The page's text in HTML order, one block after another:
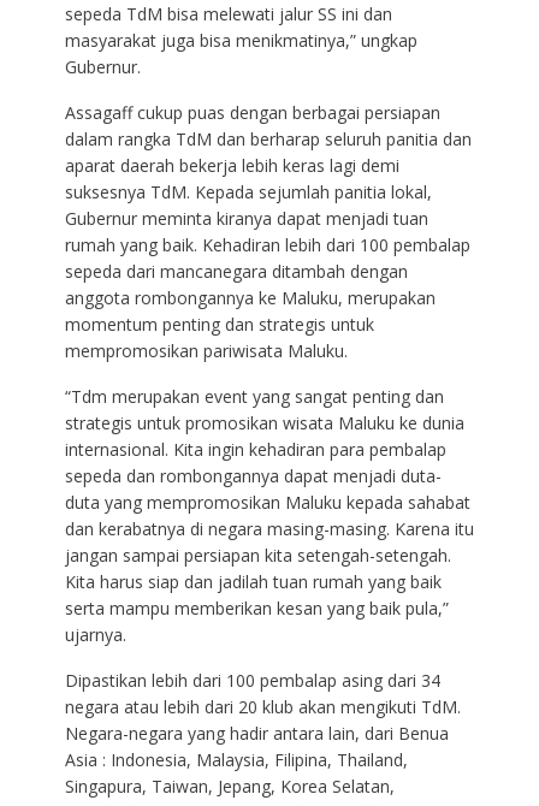
sepeda TdM bisa melewati jalur SS ini dan
masyarakat juga bisa menikmatinya,” ungkap
Gubernur.
Assagaff cukup puas dengan berbagai persiapan
dalam rangka TdM dan berharap seluruh panitia dan
aparat daerah bekerja lebih keras lagi demi
suksesnya TdM. Kepada sejumlah panitia lokal,
Gubernur meminta kiranya dapat menjadi tuan
rumah yang baik. Kehadiran lebih dari 100 pembalap
sepeda dari mancanegara ditambah dengan
anggota rombongannya ke Maluku, merupakan
momentum penting dan strategis untuk
mempromosikan pariwisata Maluku.
“Tdm merupakan event yang sangat penting dan
strategis untuk promosikan wisata Maluku ke dunia
internasional. Kita ingin kehadiran para pembalap
sepeda dan rombongannya dapat menjadi duta-
duta yang mempromosikan Maluku kepada sahabat
dan kerabatnya di negara masing-masing. Karena itu
jangan sampai persiapan kita setengah-setengah.
Kita harus siap dan jadilah tuan rumah yang baik
serta mampu memberikan kesan yang baik pula,”
ujarnya.
Dipastikan lebih dari 100 pembalap asing dari 34
negara atau lebih dari 20 klub akan mengikuti TdM.
Negara-negara yang hadir antara lain, dari Benua
Asia : Indonesia, Malaysia, Filipina, Thailand,
Singapura, Taiwan, Jepang, Korea Selatan,